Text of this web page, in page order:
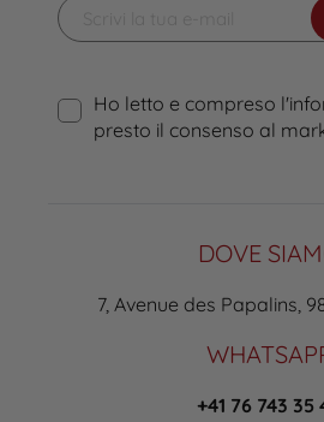
Ho letto e compreso
presto il consenso al
DOVE
7, Avenue des Papalins,
+41 76 743 35